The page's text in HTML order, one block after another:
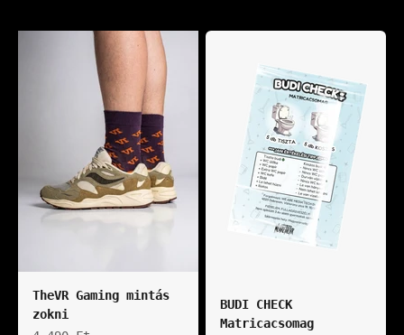
TheVR Gaming mintás
zokni
BUDI CHECK
Matricacsomag